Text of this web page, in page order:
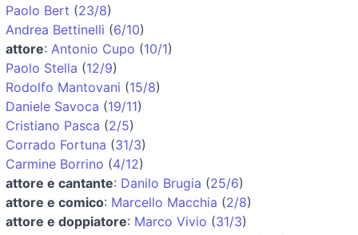
Paolo Bert (23/8)
Andrea Bettinelli (6/10)
attore: Antonio Cupo (10/1)
Paolo Stella (12/9)
Rodolfo Mantovani (15/8)
Daniele Savoca (19/11)
Cristiano Pasca (2/5)
Corrado Fortuna (31/3)
Carmine Borrino (4/12)
attore e cantante: Danilo Brugia (25/6)
attore e comico: Marcello Macchia (2/8)
attore e doppiatore: Marco Vivio (31/3)